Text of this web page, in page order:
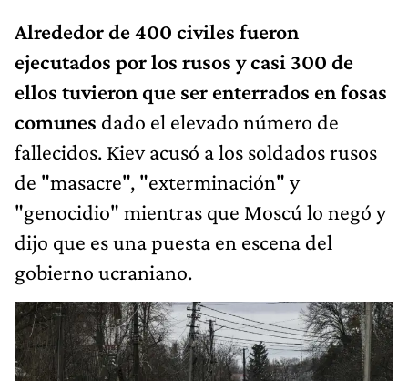
Alrededor de 400 civiles fueron
ejecutados por los rusos y casi 300 de
ellos tuvieron que ser enterrados en fosas
comunes dado el elevado número de
fallecidos. Kiev acusó a los soldados rusos
de "masacre", "exterminación" y
"genocidio" mientras que Moscú lo negó y
dijo que es una puesta en escena del
gobierno ucraniano.